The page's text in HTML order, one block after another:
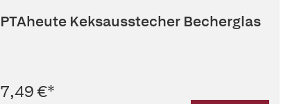
PTAheute Keksausstecher Becherglas
7,49 €*